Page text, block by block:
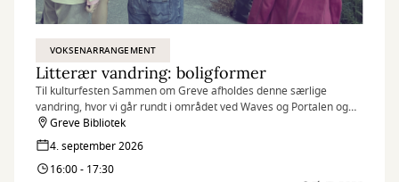
VOKSENARRANGEMENT
Litterær vandring: boligformer
Til kulturfesten Sammen om Greve afholdes denne særlige
vandring, hvor vi går rundt i området ved Waves og Portalen og
stiller skarpt på boligformer i skønlitteraturen.
Greve Bibliotek
4. september 2026
16:00 - 17:30